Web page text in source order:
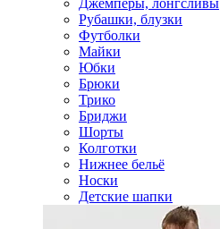
Джемперы, лонгсливы
Рубашки, блузки
Футболки
Майки
Юбки
Брюки
Трико
Бриджи
Шорты
Колготки
Нижнее бельё
Носки
Детские шапки